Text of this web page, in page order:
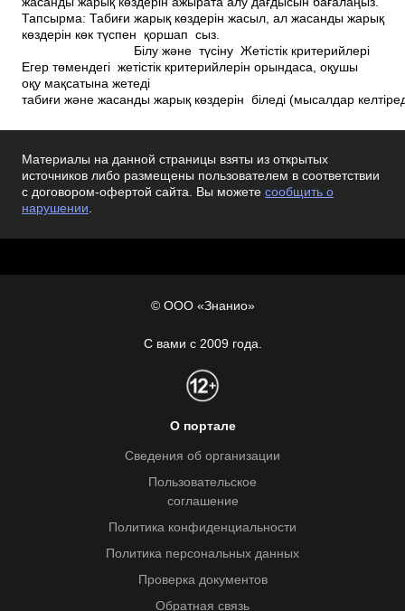
Тапсырма: Табиғи жарық көздерін жасыл, ал жасанды жарық
көздерін көк түспен қоршап сыз.
Білу және түсіну Жетістік критерийлері
Егер төмендегі жетістік критерийлерін орындаса, оқушы
оқу мақсатына жетеді
табиғи және жасанды жарық көздерін біледі (мысалдар
Материалы на данной страницы взяты из открытых
источников либо размещены пользователем в соответствии
с договором-офертой сайта. Вы можете сообщить о
нарушении.
© ООО «Знанио»
С вами с 2009 года.
О портале
Сведения об организации
Пользовательское
соглашение
Политика конфиденциальности
Политика персональных данных
Проверка документов
Обратная связь